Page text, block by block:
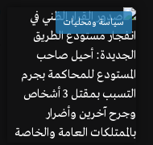
سياسة ومحليات